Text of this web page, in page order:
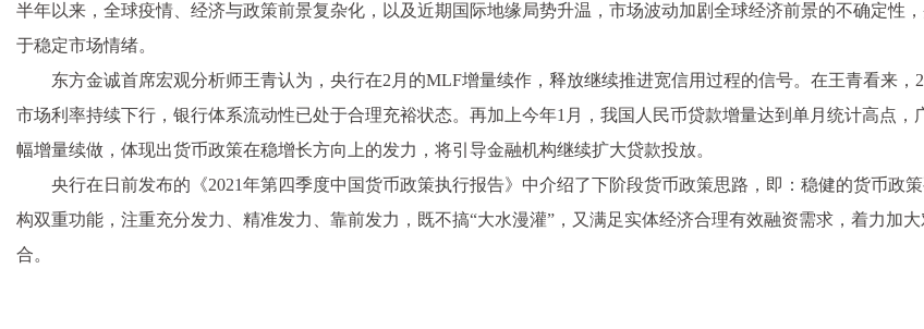
半年以来，全球疫情、经济与政策前景复杂化，以及近期国际地缘局势升温，市场波动加剧全球经济前景的不确定性
于稳定市场情绪。
东方金诚首席宏观分析师王青认为，央行在2月的MLF增量续作，释放继续推进宽信用过程的信号。在王青看来
市场利率持续下行，银行体系流动性已处于合理充裕状态。再加上今年1月，我国人民币贷款增量达到单月统计高点
幅增量续做，体现出货币政策在稳增长方向上的发力，将引导金融机构继续扩大贷款投放。
央行在日前发布的《2021年第四季度中国货币政策执行报告》中介绍了下阶段货币政策思路，即：稳健的货币政
构双重功能，注重充分发力、精准发力、靠前发力，既不搞“大水漫灌”，又满足实体经济合理有效融资需求，着力加
合。